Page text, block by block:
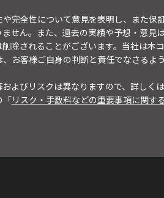
完全性について意見を表明し、また保
せん。また、過去の実績や予想・意見は
除されることがございます。当社は本
お客様ご自身の判断と責任でなさるよ
よびリスクは異なりますので、詳しくは
「リスク・手数料などの重要事項に関す